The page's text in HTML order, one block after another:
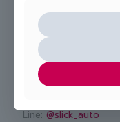
255/35 R19 กับ
หากคุณกำลังมองหาบริกา
สะดวก รวดเร็ว และมั่น
ติดต่อเพื่อปรึกษากับช่าง
นัดหมายบริการง่าย ๆ ผ่าน
Line:@slick_auto